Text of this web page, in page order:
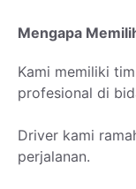
Mengapa
Kami memiliki
profesional di
Driver kami
perjalanan.